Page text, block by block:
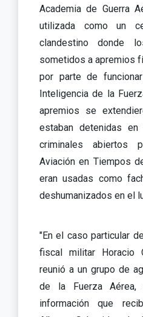
Academia de Guerra
utilizada como un
clandestino donde
sometidos a apremios
por parte de
Inteligencia de la
apremios se
estaban detenidas
criminales abiertos
Aviación en Tiempos
eran usadas como
deshumanizados en el
"En el caso particular
fiscal militar Horacio
reunió a un grupo de
de la Fuerza
información que